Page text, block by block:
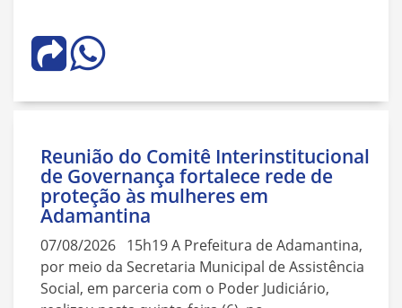
Reunião do Comitê Interinstitucional
de Governança fortalece rede de
proteção às mulheres em
Adamantina
07/08/2026 15h19 A Prefeitura de Adamantina,
por meio da Secretaria Municipal de Assistência
Social, em parceria com o Poder Judiciário,